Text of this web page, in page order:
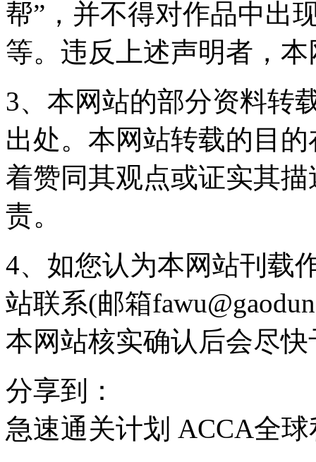
帮”，并不得对作品中出
等。违反上述声明者，
3、本网站的部分资料转
出处。本网站转载的目
着赞同其观点或证实其
责。
4、如您认为本网站刊载
站联系(邮箱
本网站核实确认后会尽
分享到：
急速通关计划 ACCA全